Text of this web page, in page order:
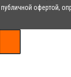
публичной офертой,